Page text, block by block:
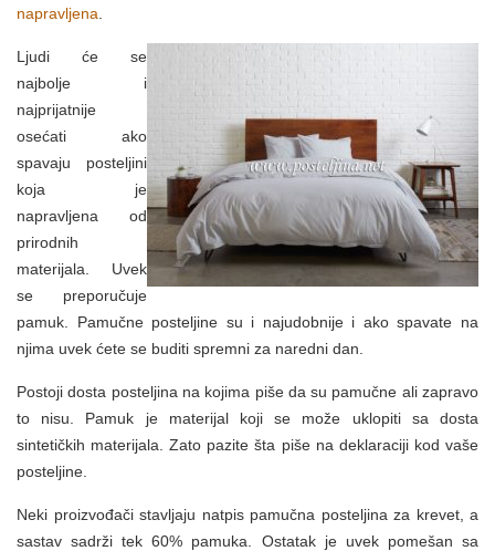
napravljena
Ljudi će se
najbolje i
najprijatnije
osećati ako
spavaju posteljini
koja je
napravljena od
prirodnih
materijala. Uvek
se preporučuje
pamuk. Pamučne posteljine su i najudobnije i ako spavate na
njima uvek ćete se buditi spremni za naredni dan.
Postoji dosta posteljina na kojima piše da su pamučne ali zapravo
to nisu. Pamuk je materijal koji se može uklopiti sa dosta
sintetičkih materijala. Zato pazite šta piše na deklaraciji kod vaše
posteljine.
Neki proizvođači stavljaju natpis pamučna posteljina za krevet, a
sastav sadrži tek 60% pamuka. Ostatak je uvek pomešan sa